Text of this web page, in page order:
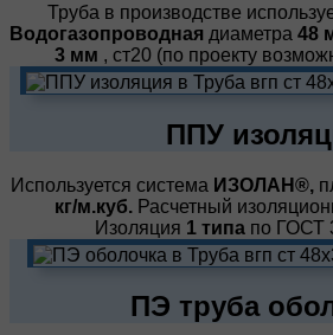
Труба в производстве
Водогазопроводная диаметра 48
3 мм , ст20 (по проекту
ППУ
Используется система ИЗОЛАН®,
кг/м.куб. Расчетный
Изоляция 1 типа по ГОСТ
ПЭ труба